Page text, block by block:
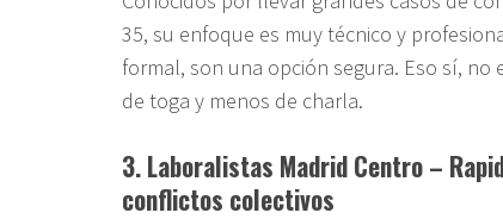
35, su enfoque es muy técnico y
formal, son una opción segura. Eso sí, no
de toga y menos de charla.
3. Laboralistas Madrid Centro –
conflictos colectivos